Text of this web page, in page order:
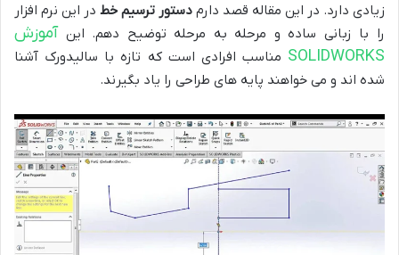
زیادی دارد. در این مقاله قصد دارم دستور ترسیم خط در این نرم افزار
را با زبانی ساده و مرحله به مرحله توضیح دهم. اینآموزش
SOLIDWORKS مناسب افرادی است که تازه با سالیدورک آشنا
شده اند و می خواهند پایه های طراحی را یاد بگیرند.